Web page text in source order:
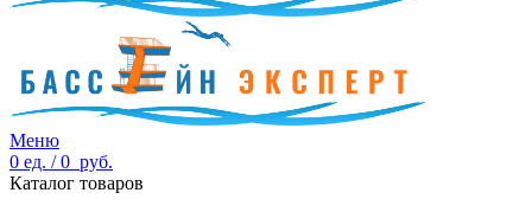
Меню
0 ед. / 0 руб.
Каталог товаров